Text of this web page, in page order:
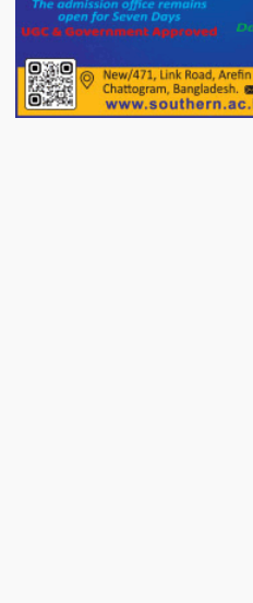
মুক্তিযোদ্ধা